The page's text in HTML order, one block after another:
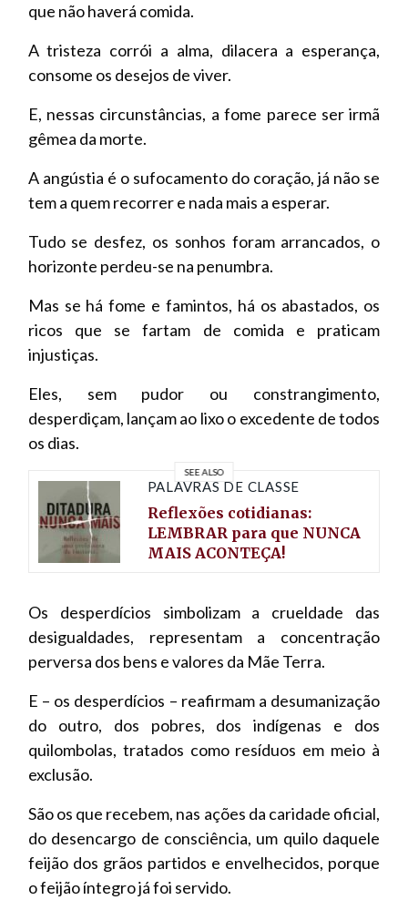
que não haverá comida.
A tristeza corrói a alma, dilacera a esperança,
consome os desejos de viver.
E, nessas circunstâncias, a fome parece ser irmã
gêmea da morte.
A angústia é o sufocamento do coração, já não se
tem a quem recorrer e nada mais a esperar.
Tudo se desfez, os sonhos foram arrancados, o
horizonte perdeu-se na penumbra.
Mas se há fome e famintos, há os abastados, os
ricos que se fartam de comida e praticam
injustiças.
Eles, sem pudor ou constrangimento,
desperdiçam, lançam ao lixo o excedente de todos
os dias.
SEE ALSO
PALAVRAS DE CLASSE
Reflexões cotidianas:
LEMBRAR para que NUNCA
MAIS ACONTEÇA!
Os desperdícios simbolizam a crueldade das
desigualdades, representam a concentração
perversa dos bens e valores da Mãe Terra.
E – os desperdícios – reafirmam a desumanização
do outro, dos pobres, dos indígenas e dos
quilombolas, tratados como resíduos em meio à
exclusão.
São os que recebem, nas ações da caridade oficial,
do desencargo de consciência, um quilo daquele
feijão dos grãos partidos e envelhecidos, porque
o feijão íntegro já foi servido.